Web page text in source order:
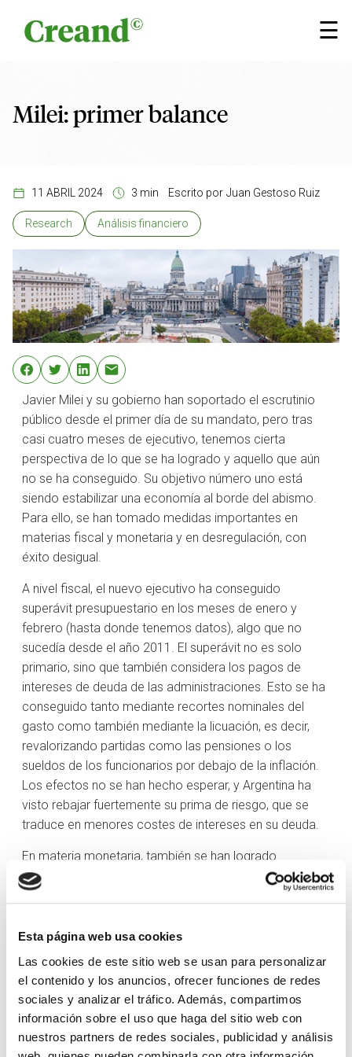
Esta página web usa cookies
Las cookies de este sitio web se usan para personalizar
el contenido y los anuncios, ofrecer funciones de redes
sociales y analizar el tráfico. Además, compartimos
información sobre el uso que haga del sitio web con
nuestros partners de redes sociales, publicidad y análisis
☰
×
Milei: primer balance
11 ABRIL 2024 3 min Escrito por Juan Gestoso Ruiz
Research Análisis financiero
Javier Milei y su gobierno han soportado el escrutinio
público desde el primer día de su mandato, pero tras
casi cuatro meses de ejecutivo, tenemos cierta
perspectiva de lo que se ha logrado y aquello que aún
no se ha conseguido. Su objetivo número uno está
siendo estabilizar una economía al borde del abismo.
Para ello, se han tomado medidas importantes en
materias fiscal y monetaria y en desregulación, con
éxito desigual.
A nivel fiscal, el nuevo ejecutivo ha conseguido
superávit presupuestario en los meses de enero y
febrero (hasta donde tenemos datos), algo que no
sucedía desde el año 2011. El superávit no es solo
primario, sino que también considera los pagos de
intereses de deuda de las administraciones. Esto se ha
conseguido tanto mediante recortes nominales del
gasto como también mediante la licuación, es decir,
revalorizando partidas como las pensiones o los
sueldos de los funcionarios por debajo de la inflación.
Los efectos no se han hecho esperar, y Argentina ha
visto rebajar fuertemente su prima de riesgo, que se
traduce en menores costes de intereses en su deuda.
En materia monetaria, también se han logrado
importantes avances. En primer lugar, las reservas
internacionales, a pesar de que siguen siendo
frente a los pasivos), se han recuperado notablemente,
en unos 6.000 millones de USD. En segundo lugar, con
la reducción de la brecha cambiaria (diferencia entre el
tipo de cambio oficial del peso frente al de mercado)
se ha solventado buena parte de la deuda permanente
y creciente del Banco Central de la República Argentina
con los importadores. No solo esto, sino que además